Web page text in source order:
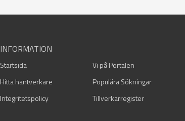
INFORMATION
Startsida Vi på Portalen
Hitta hantverkare
Populära Sökningar
Integritetspolicy
Tillverkarregister